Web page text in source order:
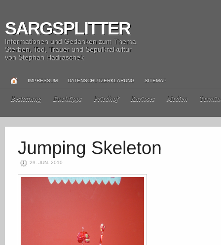
SARGSPLITTER
Informationen und Gedanken zum Thema
Sterben, Tod, Trauer und Sepulkralkultur
von Stephan Hadraschek
IMPRESSUM DATENSCHUTZERKLÄRUNG SITEMAP
Bestattung Buchtipps Friedhof Kurioses Medien
29. JUN. 2010